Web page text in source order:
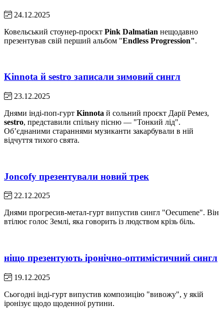
24.12.2025
Ковельський стоунер-проєкт Pink Dalmatian нещодавно
презентував свій перший альбом "Endless Progression".
Kinnota й sestro записали зимовий сингл
23.12.2025
Днями інді-поп-гурт Kinnota й сольний проєкт Дарії Ремез,
sestro, представили спільну пісню — "Тонкий лід".
Обʼєднаними стараннями музиканти закарбували в ній
відчуття тихого свята.
Joncofy презентували новий трек
22.12.2025
Днями прогресив-метал-гурт випустив сингл "Oecumene". Він
втілює голос Землі, яка говорить із людством крізь біль.
ніщо презентують іронічно-оптимістичний сингл
19.12.2025
Сьогодні інді-гурт випустив композицію "вивожу", у якій
іронізує щодо щоденної рутини.